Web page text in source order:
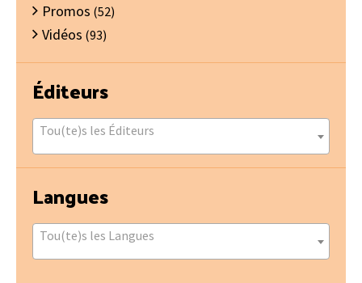
Promos (52)
Vidéos (93)
Éditeurs
Tou(te)s les Éditeurs
Langues
Tou(te)s les Langues